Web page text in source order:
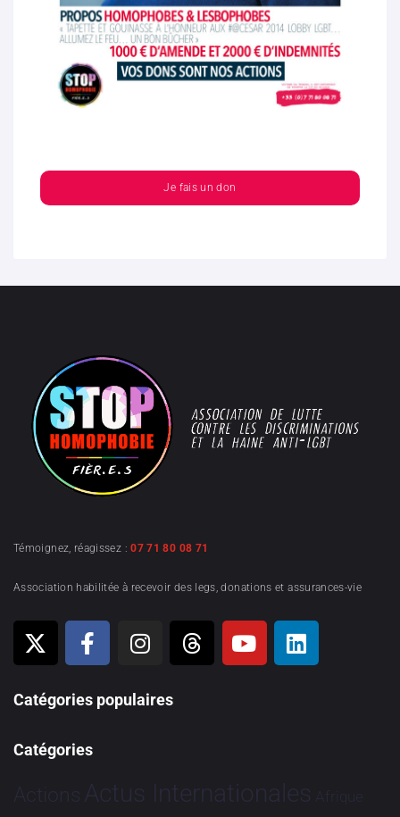
Je fais un don
Témoignez, réagissez :07 71 80 08 71
Association habilitée à recevoir des legs, donations et assurances-vie
Catégories populaires
Catégories
Actions Actus Internationales Afrique